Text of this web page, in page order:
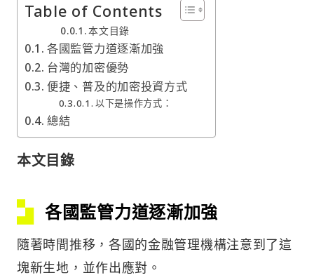
Table of Contents
本文目錄
各國監管力道逐漸加強
台灣的加密優勢
便捷、普及的加密投資方式
以下是操作方式：
總結
本文目錄
各國監管力道逐漸加強
隨著時間推移，各國的金融管理機構注意到了這
塊新生地，並作出應對。